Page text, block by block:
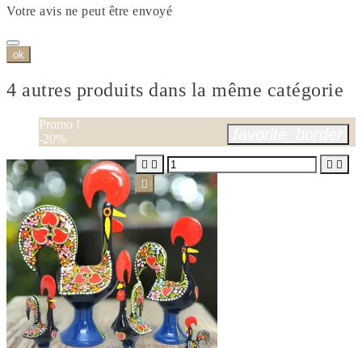
Votre avis ne peut être envoyé
ok
4 autres produits dans la même catégorie
Promo !
-20%
   
